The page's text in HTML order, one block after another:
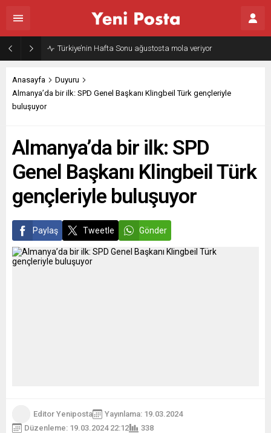
Türkiye’nin Hafta Sonu ağustosta mola veriyor
Anasayfa
Duyuru
Almanya’da bir ilk: SPD Genel Başkanı Klingbeil Türk gençleriyle
buluşuyor
Almanya’da bir ilk: SPD
Genel Başkanı Klingbeil Türk
gençleriyle buluşuyor
Paylaş Tweetle Gönder
Editor Yeniposta
Yayınlama: 19.03.2024
Düzenleme: 19.03.2024 22:12
338